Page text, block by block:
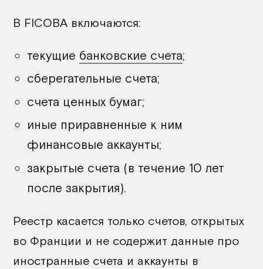
В FICOBA включаются:
текущие банковские счета;
сберегательные счета;
счета ценных бумаг;
иные приравненные к ним
финансовые аккаунты;
закрытые счета (в течение 10 лет
после закрытия).
Реестр касается только счетов, открытых
во Франции и не содержит данные про
иностранные счета и аккаунты в